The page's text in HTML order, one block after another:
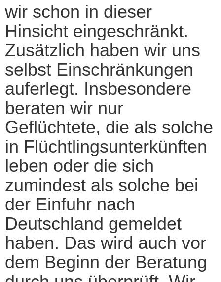
wir schon in dieser
Hinsicht eingeschränkt.
Zusätzlich haben wir uns
selbst Einschränkungen
auferlegt. Insbesondere
beraten wir nur
Geflüchtete, die als solche
in Flüchtlingsunterkünften
leben oder die sich
zumindest als solche bei
der Einfuhr nach
Deutschland gemeldet
haben. Das wird auch vor
dem Beginn der Beratung